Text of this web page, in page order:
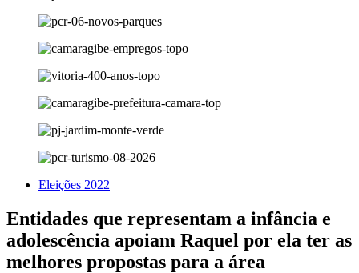
Eleições 2022
Entidades que representam a infância e
adolescência apoiam Raquel por ela ter as
melhores propostas para a área